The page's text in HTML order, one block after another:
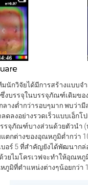
นักวิจัยได้มีการสร้างแบบจ
บรรจุในบรรจุภัณฑ์เดิมของ
างต่ำกว่ารอบๆมาก พบว่ามี
ลงอย่างรวดเร็วแบบเอ็กโ
จุภัณฑ์บางส่วนด้วยตัวนำ (
ตกต่างของอุณหภูมิต่ำกว่า
บอร์ 5 ที่สำคัญยังได้พัฒนาก
ยไมโครเวฟจะทำให้อุณหภู
มิที่ตำแหน่งต่างๆน้อยกว่า